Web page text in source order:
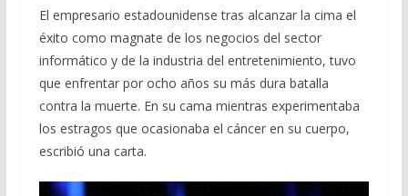
El empresario estadounidense tras alcanzar la cima el
éxito como magnate de los negocios del sector
informático y de la industria del entretenimiento, tuvo
que enfrentar por ocho años su más dura batalla
contra la muerte. En su cama mientras experimentaba
los estragos que ocasionaba el cáncer en su cuerpo,
escribió una carta.